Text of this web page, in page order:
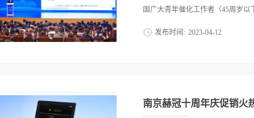
国广大青年催化工作者（45周岁
发布时间: 2023-04-12
南京赫冠十周年庆促销火